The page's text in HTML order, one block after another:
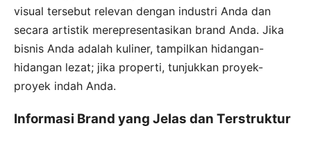
visual tersebut relevan dengan industri Anda dan
secara artistik merepresentasikan brand Anda. Jika
bisnis Anda adalah kuliner, tampilkan hidangan-
hidangan lezat; jika properti, tunjukkan proyek-
proyek indah Anda.
Informasi Brand yang Jelas dan Terstruktur